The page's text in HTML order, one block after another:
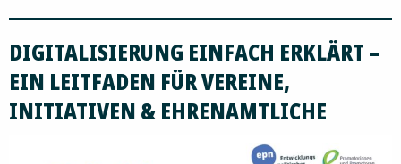
DIGITALISIERUNG EINFACH ERKLÄRT –
EIN LEITFADEN FÜR VEREINE,
INITIATIVEN & EHRENAMTLICHE